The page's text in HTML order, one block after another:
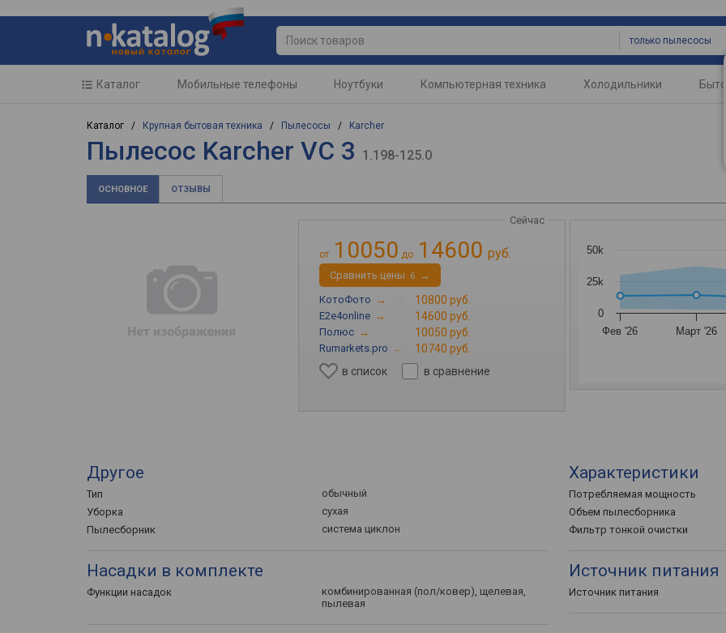
только пылесосы
Каталог Мобильные телефоны Ноутбуки Компьютерная техника Холодильники
Каталог / Крупная бытовая техника / Пылесосы / Karcher
Пылесос Karcher VC 3 1.198-125.0
ОСНОВНОЕ ОТЗЫВЫ
от 10050 до 14600 руб.
Сейчас
Cравнить цены 6 →
КотоФото → 10800 руб.
E2e4online → 14600 руб.
Полюс → 10050 руб.
Rumarkets.pro →
10740 руб.
в список
в сравнение
Фев '26 Март '26
0
25k
50k
Другое
Тип
обычный
Уборка
сухая
Пылесборник
система циклон
Насадки в комплекте
Функции насадок
комбинированная (пол/ковер), щелевая,
пылевая
Характеристики
Потребляемая мощность
Объем пылесборника
Фильтр тонкой очистки
Источник питания
Источник питания